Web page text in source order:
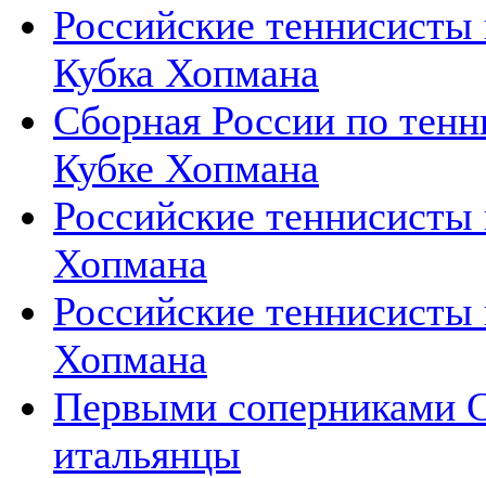
Российские
Кубка Хопмана
Сборная России по
Кубке Хопмана
Российские теннисисты
Хопмана
Российские
Хопмана
Первыми соперниками
итальянцы